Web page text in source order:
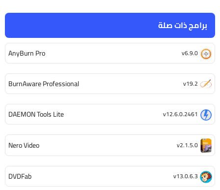
برامج ذات صلة
AnyBurn Pro v6.9.0
BurnAware Professional v19.2
DAEMON Tools Lite v12.6.0.2461
Nero Video v2.1.5.0
DVDFab v13.0.6.3